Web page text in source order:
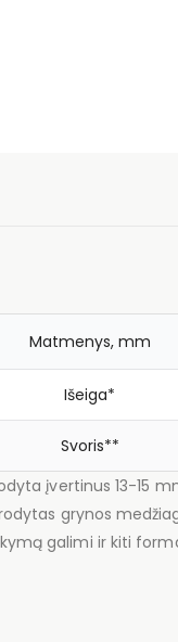
Matmenys, mm
Išeiga*
Svoris**
įvertinus 13-15
grynos
galimi ir kiti